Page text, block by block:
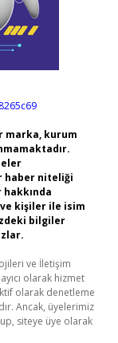
marka, kurum
haber niteliği
kişiler ile isim
bilgiler
ve İletişim
olarak hizmet
olarak denetleme
Ancak, üyelerimiz
siteye üye olarak